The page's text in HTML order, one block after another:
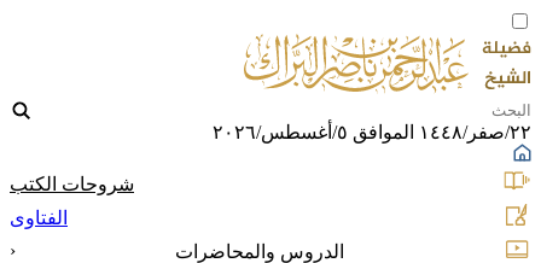
٢٢/صفر/١٤٤٨ الموافق ٥/أغسطس/٢٠٢٦
شروحات الكتب
الفتاوى
الدروس والمحاضرات
‹